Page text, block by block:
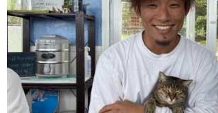
壯觀瀑布與大自然健行都格外精彩。
大家請跟我來！
查看是什麼樣的行程！
興趣：健身、釣魚、看足球
特技：健身